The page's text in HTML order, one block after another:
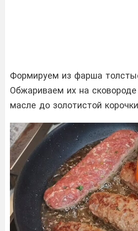
Формируем из фарша
Обжариваем их на
масле до золотистой